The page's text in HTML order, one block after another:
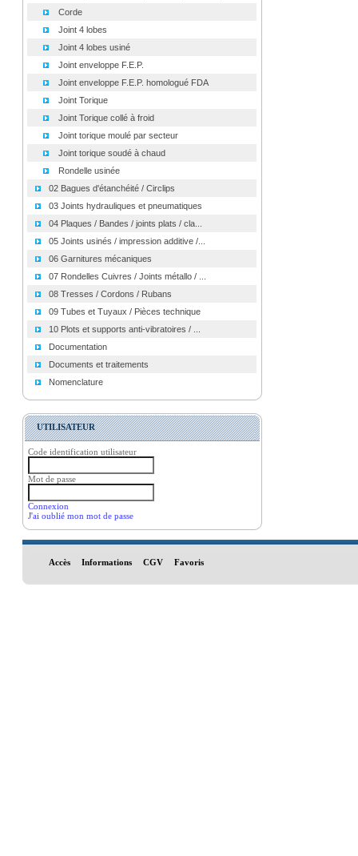
Corde
Joint 4 lobes
Joint 4 lobes usiné
Joint enveloppe F.E.P.
Joint enveloppe F.E.P. homologué FDA
Joint Torique
Joint Torique collé à froid
Joint torique moulé par secteur
Joint torique soudé à chaud
Rondelle usinée
02 Bagues d'étanchéité / Circlips
03 Joints hydrauliques et pneumatiques
04 Plaques / Bandes / joints plats / cla...
05 Joints usinés / impression additive /...
06 Garnitures mécaniques
07 Rondelles Cuivres / Joints métallo / ...
08 Tresses / Cordons / Rubans
09 Tubes et Tuyaux / Pièces technique
10 Plots et supports anti-vibratoires / ...
Documentation
Documents et traitements
Nomenclature
UTILISATEUR
Code identification utilisateur
Mot de passe
Connexion
J'ai oublié mon mot de passe
Accès Informations CGV Favoris